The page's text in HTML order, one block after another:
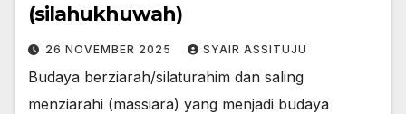
(silahukhuwah)
26 NOVEMBER 2025 SYAIR ASSITUJU
Budaya berziarah/silaturahim dan saling
menziarahi (massiara) yang menjadi budaya